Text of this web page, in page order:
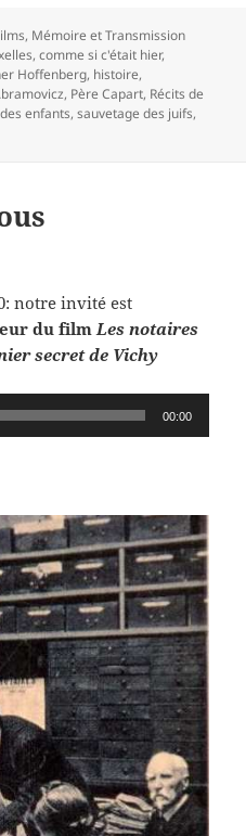
, Mémoire et Transmission
,comme si c'était hier,
Hoffenberg, histoire,
, Père Capart, Récits de
enfants,sauvetage des juifs,
notre invité est
du film Les notaires
secret de Vichy
00:00